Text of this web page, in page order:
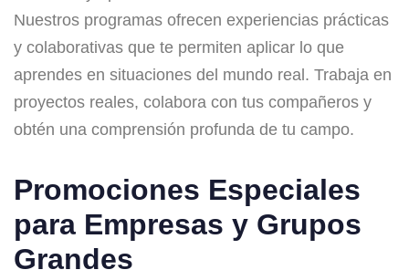
Nuestros programas ofrecen experiencias prácticas
y colaborativas que te permiten aplicar lo que
aprendes en situaciones del mundo real. Trabaja en
proyectos reales, colabora con tus compañeros y
obtén una comprensión profunda de tu campo.
Promociones Especiales
para Empresas y Grupos
Grandes